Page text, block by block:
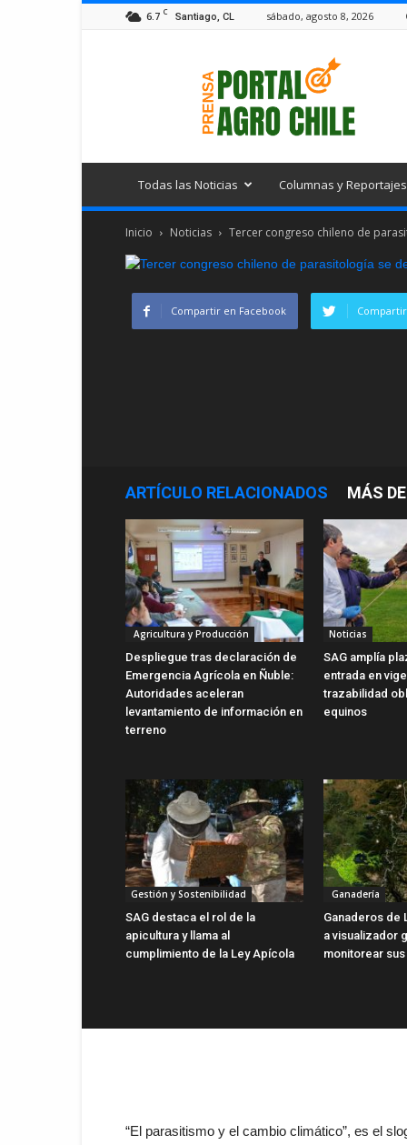
6.7 C Santiago, CL sábado, agosto 8, 2026
Todas las Noticias Columnas y Reportajes
Inicio Noticias Tercer congreso chileno de
Compartir en Facebook
ARTÍCULO RELACIONADOS MÁS
Agricultura y Producción
Despliegue tras declaración de
Emergencia Agrícola en Ñuble:
Autoridades aceleran
levantamiento de información en
terreno
Noticias
SAG amplía
entrada en
trazabilidad
equinos
Gestión y Sostenibilidad
SAG destaca el rol de la
apicultura y llama al
cumplimiento de la Ley Apícola
Ganadería
Ganaderos de
a visualizador
monitorear
“El parasitismo y el cambio climático”, es el